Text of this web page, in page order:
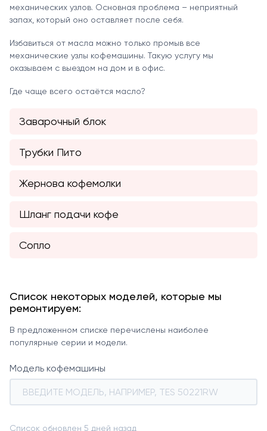
механических узлов. Основная проблема – неприятный
запах, который оно оставляет после себя.
Избавиться от масла можно только промыв все
механические узлы кофемашины. Такую услугу мы
оказываем с выездом на дом и в офис.
Где чаще всего остаётся масло?
Заварочный блок
Трубки Пито
Жернова кофемолки
Шланг подачи кофе
Сопло
Список некоторых моделей, которые мы
ремонтируем:
В предложенном списке перечислены наиболее
популярные серии и модели.
Модель кофемашины
Список обновлен 5 дней назад